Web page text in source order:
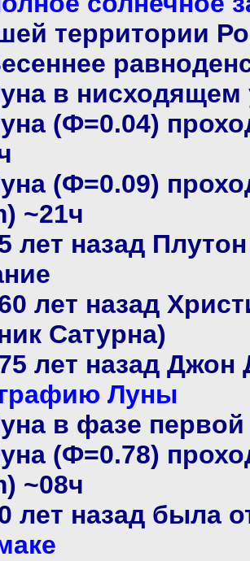
территории
в нисходящем
(Ф=0.04)
(Ф=0.09)
~21ч
лет назад
лет назад
Сатурна)
лет назад
Луны
в фазе первой
(Ф=0.78)
~08ч
лет назад была